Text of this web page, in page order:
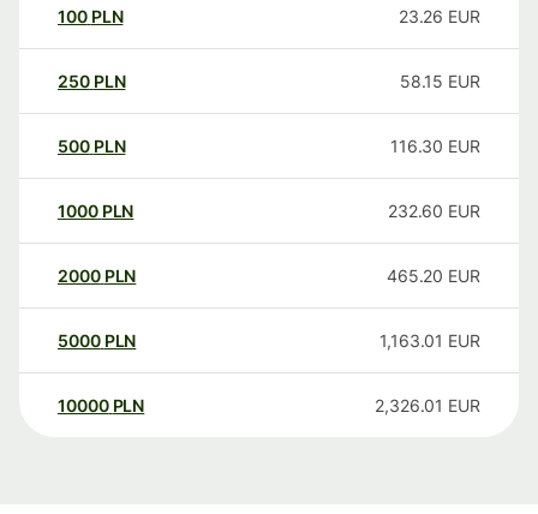
100 PLN 23.26 EUR
250 PLN 58.15 EUR
500 PLN 116.30 EUR
1000 PLN 232.60 EUR
2000 PLN 465.20 EUR
5000 PLN 1,163.01 EUR
10000 PLN 2,326.01 EUR